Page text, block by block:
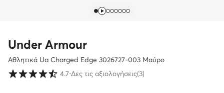
Under Armour
Αθλητικά Ua Charged Edge 3026727-003 Μαύρο
Βαθμολογία πελατών σε κλίμακα 1 έως 5
4.7⋅Δες τις αξιολογήσεις(3)